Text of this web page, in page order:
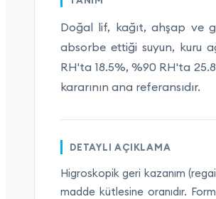
Doğal lif, kağıt, ahşap ve
absorbe ettiği suyun, kuru
RH'ta 18.5%, %90 RH'ta
kararının ana referansıdır.
DETAYLI AÇIKLAMA
Higroskopik geri kazanım
madde kütlesine oranıdır.